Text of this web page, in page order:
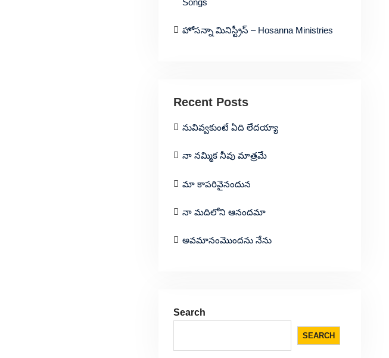
హోసన్నా మినిస్ట్రీస్ – Hosanna Ministries
Recent Posts
నువివ్వకుంటే ఏది లేదయ్యా
నా నమ్మిక నీవు మాత్రమే
మా కాపరివైనందున
నా మదిలోని ఆనందమా
అవమానంమొందను నేను
Search
SEARCH